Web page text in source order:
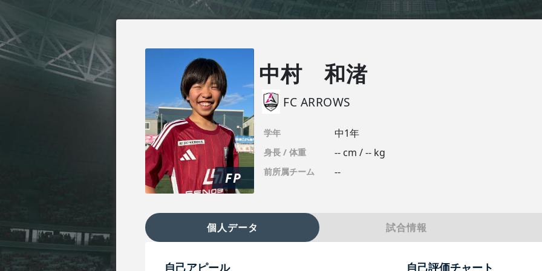
FP
中村 和渚
FC ARROWS
学年 中1年
身長 / 体重 -- cm / -- kg
前所属チーム --
個人データ 試合情報
自己アピール 自己評価チャート